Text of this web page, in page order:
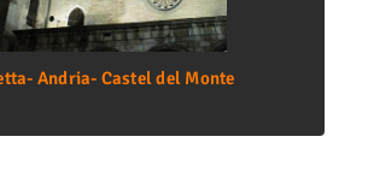
Andria- Castel del Monte